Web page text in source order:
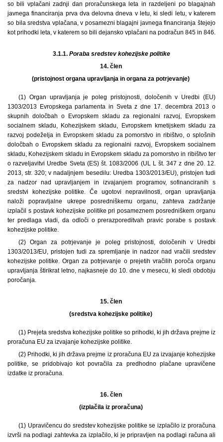
so bili vplačani zadnji dan proračunskega leta in razdeljeni po blagajnah
javnega financiranja prva dva delovna dneva v letu, ki sledi letu, v katerem
so bila sredstva vplačana, v posamezni blagajni javnega financiranja štejejo
kot prihodki leta, v katerem so bili dejansko vplačani na podračun 845 in 846.
3.1.1. Poraba sredstev kohezijske politike
14. člen
(pristojnost organa upravljanja in organa za potrjevanje)
(1) Organ upravljanja je poleg pristojnosti, določenih v Uredbi (EU)
1303/2013 Evropskega parlamenta in Sveta z dne 17. decembra 2013 o
skupnih določbah o Evropskem skladu za regionalni razvoj, Evropskem
socialnem skladu, Kohezijskem skladu, Evropskem kmetijskem skladu za
razvoj podeželja in Evropskem skladu za pomorstvo in ribištvo, o splošnih
določbah o Evropskem skladu za regionalni razvoj, Evropskem socialnem
skladu, Kohezijskem skladu in Evropskem skladu za pomorstvo in ribištvo ter
o razveljavitvi Uredbe Sveta (ES) št. 1083/2006 (UL L št. 347 z dne 20. 12.
2013, str. 320; v nadaljnjem besedilu: Uredba 1303/2013/EU), pristojen tudi
za nadzor nad upravljanjem in izvajanjem programov, sofinanciranih s
sredstvi kohezijske politike. Če ugotovi nepravilnosti, organ upravljanja
naloži popravljalne ukrepe posredniškemu organu, zahteva zadržanje
izplačil s postavk kohezijske politike pri posameznem posredniškem organu
ter predlaga vladi, da odloči o prerazporeditvah pravic porabe s postavk
kohezijske politike.
(2) Organ za potrjevanje je poleg pristojnosti, določenih v Uredbi
1303/2013/EU, pristojen tudi za spremljanje in nadzor nad vračili sredstev
kohezijske politike. Organ za potrjevanje o prejetih vračilih poroča organu
upravljanja štirikrat letno, najkasneje do 10. dne v mesecu, ki sledi obdobju
poročanja.
15. člen
(sredstva kohezijske politike)
(1) Prejeta sredstva kohezijske politike so prihodki, ki jih država prejme iz
proračuna EU za izvajanje kohezijske politike.
(2) Prihodki, ki jih država prejme iz proračuna EU za izvajanje kohezijske
politike, se pridobivajo kot povračila za predhodno plačane upravičene
izdatke iz proračuna.
16. člen
(izplačila iz proračuna)
(1) Upravičencu do sredstev kohezijske politike se izplačilo iz proračuna
izvrši na podlagi zahtevka za izplačilo, ki je pripravljen na podlagi računa ali